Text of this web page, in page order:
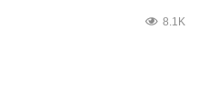
8.1K